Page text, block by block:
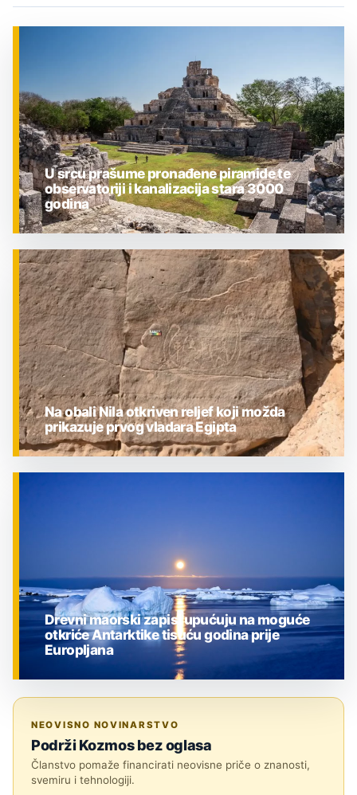
ZNANOST
U srcu prašume pronađene piramide te
observatoriji i kanalizacija stara 3000
godina
Na obali Nila otkriven reljef koji možda
prikazuje prvog vladara Egipta
Drevni maorski zapisi upućuju na moguće
otkriće Antarktike tisuću godina prije
Europljana
NEOVISNO NOVINARSTVO
Podrži Kozmos bez oglasa
Članstvo pomaže financirati neovisne priče o znanosti,
svemiru i tehnologiji.